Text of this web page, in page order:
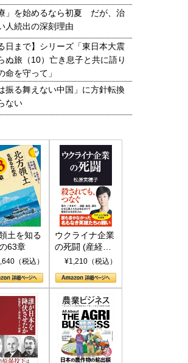
」を始めるなら初夏 だが、治
人続出の深刻理由
日まで】シリーズ「東日本大震
ぬ旅（10）亡き息子と共に語り
命を守って」
振る舞えない中国」に方針転換
ない
土を知る
63章
（税込）
ウクライナ企業
の死闘 (産経セ
レクト S 039)
¥1,210（税込）